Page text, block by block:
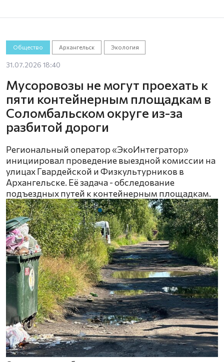
Общество Архангельск Экология
31.07.2026 18:40
Мусоровозы не могут проехать к
пяти контейнерным площадкам в
Соломбальском округе из-за
разбитой дороги
Региональный оператор «ЭкоИнтегратор»
инициировал проведение выездной комиссии на
улицах Гвардейской и Физкультурников в
Архангельске. Её задача - обследование
подъездных путей к контейнерным площадкам.